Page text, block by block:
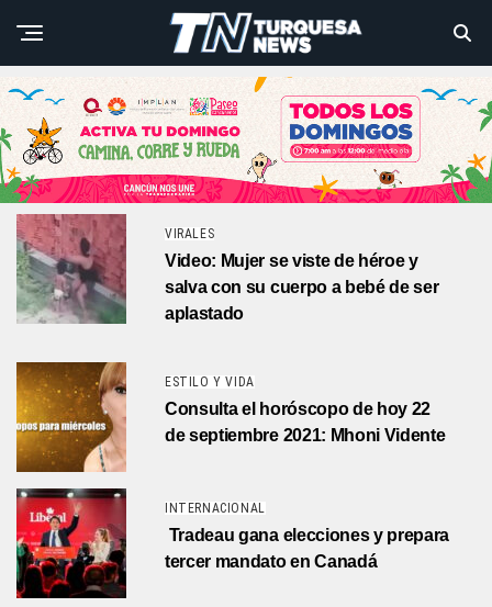
VIRALES
Video: Mujer se viste de héroe y
salva con su cuerpo a bebé de ser
aplastado
ESTILO Y VIDA
Consulta el horóscopo de hoy 22
de septiembre 2021: Mhoni Vidente
INTERNACIONAL
Tradeau gana elecciones y prepara
tercer mandato en Canadá